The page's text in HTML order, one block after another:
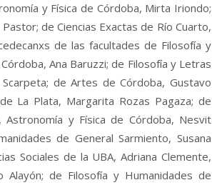
y Física de Córdoba, Mirta Iriondo;
de Ciencias Exactas de Río Cuarto,
de las facultades de Filosofía y
Ana Baruzzi; de Filosofía y Letras
de Artes de Córdoba, Gustavo
La Plata, Margarita Rozas Pagaza; de
Astronomía y Física de Córdoba, Nesvit
de General Sarmiento, Susana
Sociales de la UBA, Adriana Clemente,
Alayón; de Filosofía y Humanidades de